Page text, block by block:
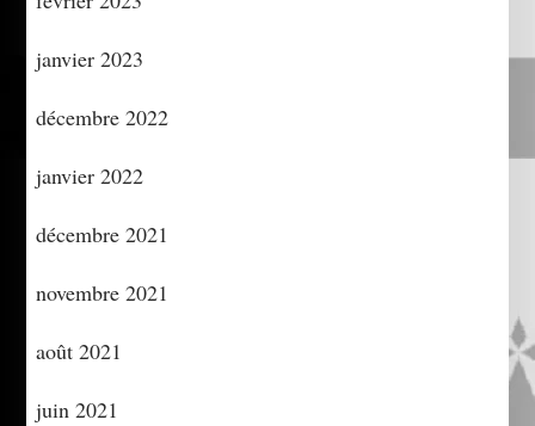
janvier 2023
décembre 2022
janvier 2022
décembre 2021
novembre 2021
août 2021
juin 2021